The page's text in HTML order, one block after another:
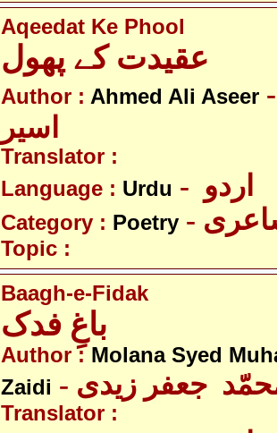
Aqeedat Ke Phool
Author : Ahmed Ali Aseer
Translator :
Language : Urdu
Category : Poetry
Topic :
Baagh-e-Fidak
Author :Molana Syed
Zaidi
محمّد جعفر زیدی
Translator :